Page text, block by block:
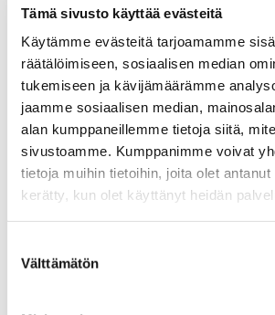
Tämä sivusto käyttää evästeitä
Käytämme evästeitä tarjoamamme
räätälöimiseen, sosiaalisen median
tukemiseen ja kävijämäärämme
jaamme sosiaalisen median,
alan kumppaneillemme tietoja siitä,
sivustoamme. Kumppanimme voivat
tietoja muihin tietoihin, joita olet
kerätty, kun olet käyttänyt heidän
valinta
Välttämätön
w2saitti
www.karil
ainen.fi
Odottaa
w2skieli
www.karil
ainen.fi
Odottaa
Markkinointi (14)
Markkinointievästeitä käytetään
verkkosivustoilla kävijöiden
Tarkoituksena on näyttää
sopivia ja kiinnostavia
siten arvokkaampia julkaisijoille ja